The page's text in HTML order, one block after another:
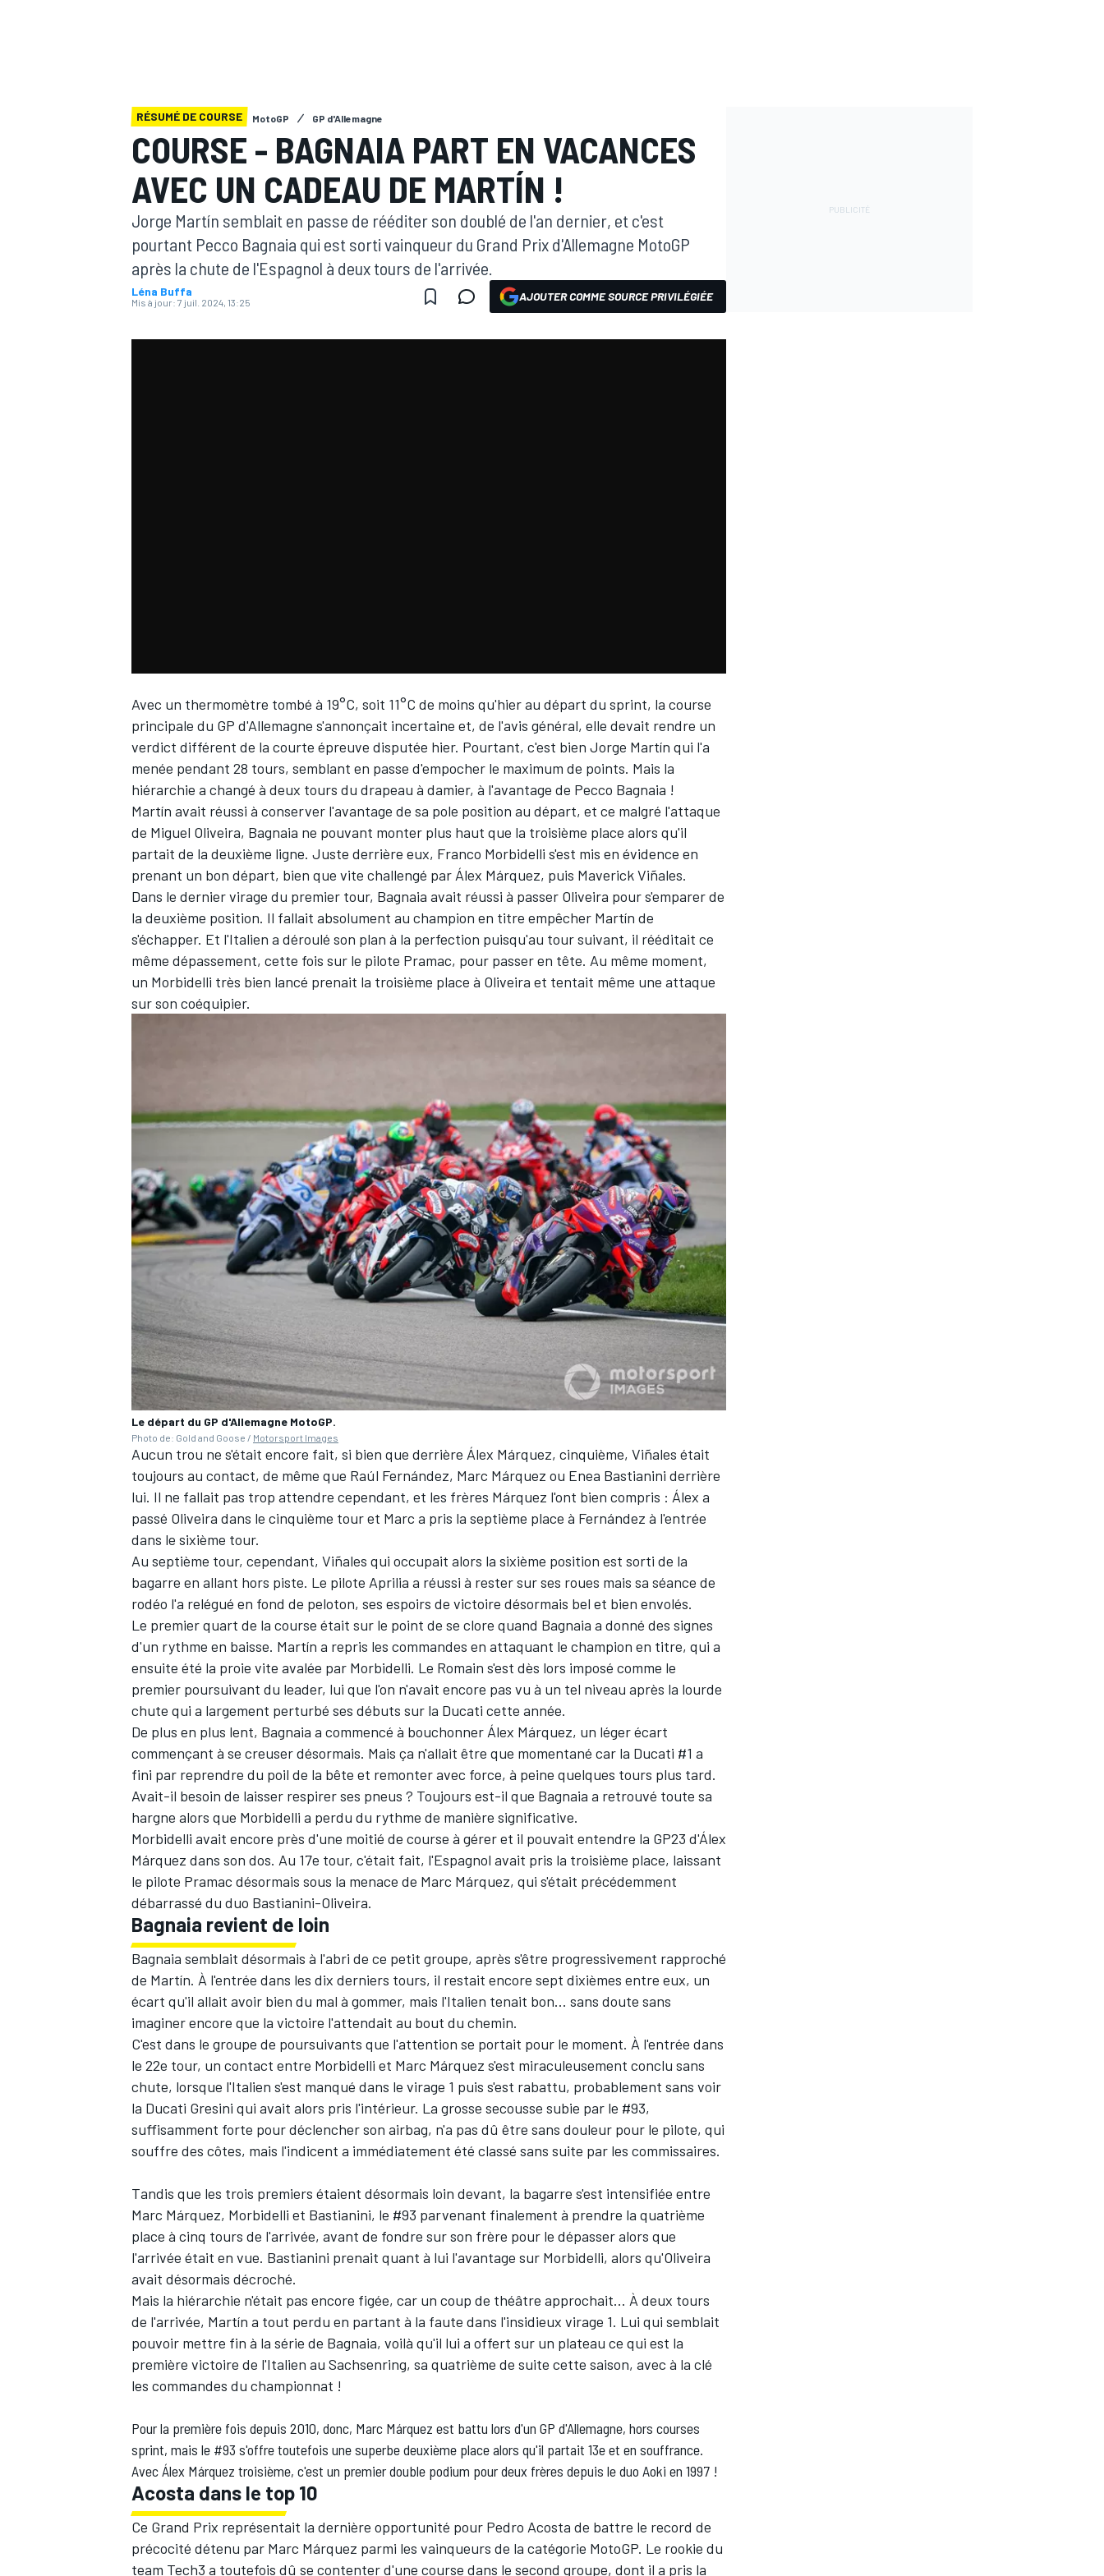
MOTOGP
AUTRES CHAMPIONNATS
RÉSUMÉ DE COURSE MotoGP GP d'Allemagne
COURSE - BAGNAIA PART EN VACANCES
AVEC UN CADEAU DE MARTÍN !
Jorge Martín semblait en passe de rééditer son doublé de l'an dernier, et c'est
pourtant Pecco Bagnaia qui est sorti vainqueur du Grand Prix d'Allemagne MotoGP
après la chute de l'Espagnol à deux tours de l'arrivée.
Léna Buffa
Mis à jour: 7 juil. 2024, 13:25 AJOUTER COMME SOURCE PRIVILÉGIÉE
Avec un thermomètre tombé à 19°C, soit 11°C de moins qu'hier au départ du sprint, la course
principale du GP d'Allemagne s'annonçait incertaine et, de l'avis général, elle devait rendre un
verdict différent de la courte épreuve disputée hier. Pourtant, c'est bien Jorge Martín qui l'a
menée pendant 28 tours, semblant en passe d'empocher le maximum de points. Mais la
hiérarchie a changé à deux tours du drapeau à damier, à l'avantage de Pecco Bagnaia !
Martín avait réussi à conserver l'avantage de sa pole position au départ, et ce malgré l'attaque
de Miguel Oliveira, Bagnaia ne pouvant monter plus haut que la troisième place alors qu'il
partait de la deuxième ligne. Juste derrière eux, Franco Morbidelli s'est mis en évidence en
prenant un bon départ, bien que vite challengé par Álex Márquez, puis Maverick Viñales.
Dans le dernier virage du premier tour, Bagnaia avait réussi à passer Oliveira pour s'emparer de
la deuxième position. Il fallait absolument au champion en titre empêcher Martín de
s'échapper. Et l'Italien a déroulé son plan à la perfection puisqu'au tour suivant, il rééditait ce
même dépassement, cette fois sur le pilote Pramac, pour passer en tête. Au même moment,
un Morbidelli très bien lancé prenait la troisième place à Oliveira et tentait même une attaque
sur son coéquipier.
Le départ du GP d'Allemagne MotoGP.
Photo de: Gold and Goose / Motorsport Images
Aucun trou ne s'était encore fait, si bien que derrière Álex Márquez, cinquième, Viñales était
toujours au contact, de même que Raúl Fernández, Marc Márquez ou Enea Bastianini derrière
lui. Il ne fallait pas trop attendre cependant, et les frères Márquez l'ont bien compris : Álex a
passé Oliveira dans le cinquième tour et Marc a pris la septième place à Fernández à l'entrée
dans le sixième tour.
Au septième tour, cependant, Viñales qui occupait alors la sixième position est sorti de la
bagarre en allant hors piste. Le pilote Aprilia a réussi à rester sur ses roues mais sa séance de
rodéo l'a relégué en fond de peloton, ses espoirs de victoire désormais bel et bien envolés.
Le premier quart de la course était sur le point de se clore quand Bagnaia a donné des signes
d'un rythme en baisse. Martín a repris les commandes en attaquant le champion en titre, qui a
ensuite été la proie vite avalée par Morbidelli. Le Romain s'est dès lors imposé comme le
premier poursuivant du leader, lui que l'on n'avait encore pas vu à un tel niveau après la lourde
chute qui a largement perturbé ses débuts sur la Ducati cette année.
De plus en plus lent, Bagnaia a commencé à bouchonner Álex Márquez, un léger écart
commençant à se creuser désormais. Mais ça n'allait être que momentané car la Ducati #1 a
fini par reprendre du poil de la bête et remonter avec force, à peine quelques tours plus tard.
Avait-il besoin de laisser respirer ses pneus ? Toujours est-il que Bagnaia a retrouvé toute sa
hargne alors que Morbidelli a perdu du rythme de manière significative.
Morbidelli avait encore près d'une moitié de course à gérer et il pouvait entendre la GP23 d'Álex
Márquez dans son dos. Au 17e tour, c'était fait, l'Espagnol avait pris la troisième place, laissant
le pilote Pramac désormais sous la menace de Marc Márquez, qui s'était précédemment
débarrassé du duo Bastianini-Oliveira.
Bagnaia revient de loin
Bagnaia semblait désormais à l'abri de ce petit groupe, après s'être progressivement rapproché
de Martín. À l'entrée dans les dix derniers tours, il restait encore sept dixièmes entre eux, un
écart qu'il allait avoir bien du mal à gommer, mais l'Italien tenait bon... sans doute sans
imaginer encore que la victoire l'attendait au bout du chemin.
C'est dans le groupe de poursuivants que l'attention se portait pour le moment. À l'entrée dans
le 22e tour, un contact entre Morbidelli et Marc Márquez s'est miraculeusement conclu sans
chute, lorsque l'Italien s'est manqué dans le virage 1 puis s'est rabattu, probablement sans voir
la Ducati Gresini qui avait alors pris l'intérieur. La grosse secousse subie par le #93,
suffisamment forte pour déclencher son airbag, n'a pas dû être sans douleur pour le pilote, qui
souffre des côtes, mais l'indicent a immédiatement été classé sans suite par les commissaires.
Tandis que les trois premiers étaient désormais loin devant, la bagarre s'est intensifiée entre
Marc Márquez, Morbidelli et Bastianini, le #93 parvenant finalement à prendre la quatrième
place à cinq tours de l'arrivée, avant de fondre sur son frère pour le dépasser alors que
l'arrivée était en vue. Bastianini prenait quant à lui l'avantage sur Morbidelli, alors qu'Oliveira
avait désormais décroché.
Mais la hiérarchie n'était pas encore figée, car un coup de théâtre approchait... À deux tours
de l'arrivée, Martín a tout perdu en partant à la faute dans l'insidieux virage 1. Lui qui semblait
pouvoir mettre fin à la série de Bagnaia, voilà qu'il lui a offert sur un plateau ce qui est la
première victoire de l'Italien au Sachsenring, sa quatrième de suite cette saison, avec à la clé
les commandes du championnat !
Pour la première fois depuis 2010, donc, Marc Márquez est battu lors d'un GP d'Allemagne, hors courses
sprint, mais le #93 s'offre toutefois une superbe deuxième place alors qu'il partait 13e et en souffrance.
Avec Álex Márquez troisième, c'est un premier double podium pour deux frères depuis le duo Aoki en 1997 !
Acosta dans le top 10
Ce Grand Prix représentait la dernière opportunité pour Pedro Acosta de battre le record de
précocité détenu par Marc Márquez parmi les vainqueurs de la catégorie MotoGP. Le rookie du
team Tech3 a toutefois dû se contenter d'une course dans le second groupe, dont il a pris la